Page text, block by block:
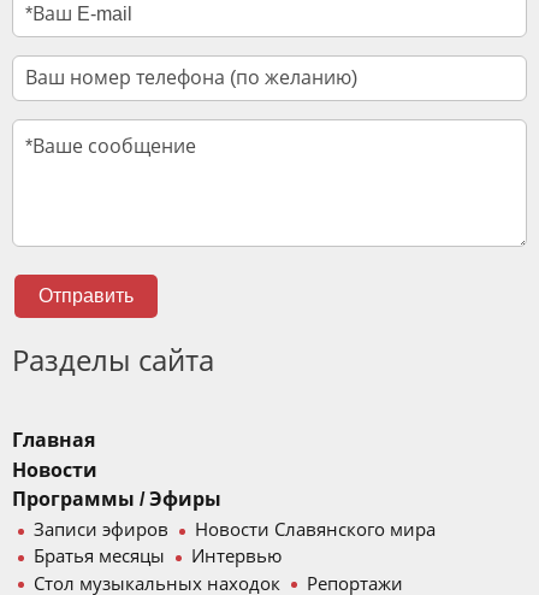
Отправить
Разделы сайта
Главная
Новости
Программы / Эфиры
Записи эфиров
Новости Славянского мира
Братья месяцы
Интервью
Стол музыкальных находок
Репортажи